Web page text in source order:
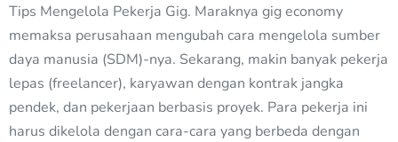
Tips Mengelola Pekerja Gig. Maraknya gig economy
memaksa perusahaan mengubah cara mengelola sumber
daya manusia (SDM)-nya. Sekarang, makin banyak pekerja
lepas (freelancer), karyawan dengan kontrak jangka
pendek, dan pekerjaan berbasis proyek. Para pekerja ini
harus dikelola dengan cara-cara yang berbeda dengan